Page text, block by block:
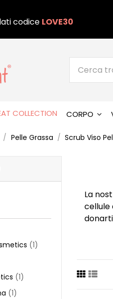
codice LOVE30
COLLECTION CORPO
Pelle Grassa Scrub Viso
La
cellule
volte
La
pelle
(1)
(1)
(1)